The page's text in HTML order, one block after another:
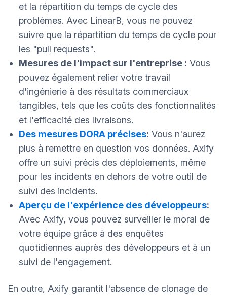
et la répartition du temps de cycle des
problèmes. Avec LinearB, vous ne pouvez
suivre que la répartition du temps de cycle pour
les "pull requests".
Mesures de l'impact sur l'entreprise : Vous
pouvez également relier votre travail
d'ingénierie à des résultats commerciaux
tangibles, tels que les coûts des fonctionnalités
et l'efficacité des livraisons.
Des mesures DORA précises: Vous n'aurez
plus à remettre en question vos données. Axify
offre un suivi précis des déploiements, même
pour les incidents en dehors de votre outil de
suivi des incidents.
Aperçu de l'expérience des développeurs:
Avec Axify, vous pouvez surveiller le moral de
votre équipe grâce à des enquêtes
quotidiennes auprès des développeurs et à un
suivi de l'engagement.
En outre, Axify garantit l'absence de clonage de